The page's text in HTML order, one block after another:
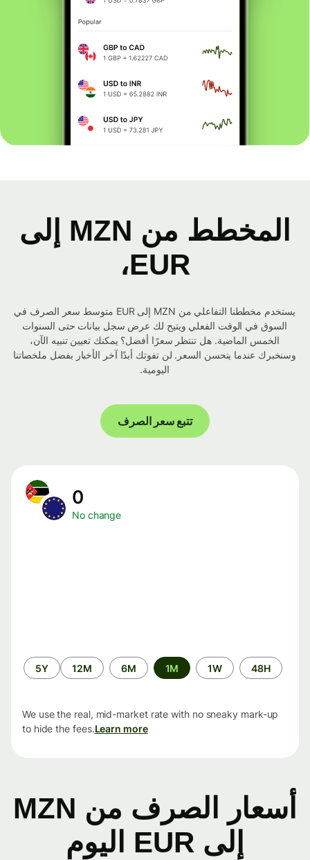
المخطط من MZN إلى
EUR،
يستخدم مخططنا التفاعلي من MZN إلى EUR متوسط ​​سعر الصرف في
السوق في الوقت الفعلي ويتيح لك عرض سجل بيانات حتى السنوات
الخمس الماضية. هل تنتظر سعرًا أفضل؟ يمكنك تعيين تنبيه الآن،
وسنخبرك عندما يتحسن السعر. لن تفوتك أبدًا آخر الأخبار بفضل ملخصاتنا
اليومية.
تتبع سعر الصرف
No change
الفترة
الزمنية
48H
1W
1M
6M
12M
5Y
We use the real, mid-market rate with no sneaky mark-up
to hide the fees.Learn more
أسعار الصرف من MZN
إلى EUR اليوم